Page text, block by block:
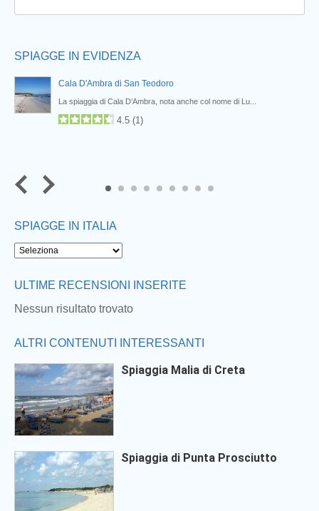
SPIAGGE IN EVIDENZA
Cala D'Ambra di San Teodoro
La spiaggia di Cala D’Ambra, nota anche col nome di Lu...
4.5 (1)
8
SPIAGGE IN ITALIA
ULTIME RECENSIONI INSERITE
Nessun risultato trovato
ALTRI CONTENUTI INTERESSANTI
Spiaggia Malia di Creta
Spiaggia di Punta Prosciutto